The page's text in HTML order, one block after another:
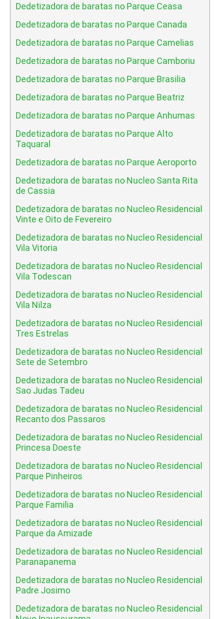
Dedetizadora de baratas no Parque Ceasa
Dedetizadora de baratas no Parque Canada
Dedetizadora de baratas no Parque Camelias
Dedetizadora de baratas no Parque Camboriu
Dedetizadora de baratas no Parque Brasilia
Dedetizadora de baratas no Parque Beatriz
Dedetizadora de baratas no Parque Anhumas
Dedetizadora de baratas no Parque Alto
Taquaral
Dedetizadora de baratas no Parque Aeroporto
Dedetizadora de baratas no Nucleo Santa Rita
de Cassia
Dedetizadora de baratas no Nucleo Residencial
Vinte e Oito de Fevereiro
Dedetizadora de baratas no Nucleo Residencial
Vila Vitoria
Dedetizadora de baratas no Nucleo Residencial
Vila Todescan
Dedetizadora de baratas no Nucleo Residencial
Vila Nilza
Dedetizadora de baratas no Nucleo Residencial
Tres Estrelas
Dedetizadora de baratas no Nucleo Residencial
Sete de Setembro
Dedetizadora de baratas no Nucleo Residencial
Sao Judas Tadeu
Dedetizadora de baratas no Nucleo Residencial
Recanto dos Passaros
Dedetizadora de baratas no Nucleo Residencial
Princesa Doeste
Dedetizadora de baratas no Nucleo Residencial
Parque Pinheiros
Dedetizadora de baratas no Nucleo Residencial
Parque Familia
Dedetizadora de baratas no Nucleo Residencial
Parque da Amizade
Dedetizadora de baratas no Nucleo Residencial
Paranapanema
Dedetizadora de baratas no Nucleo Residencial
Padre Josimo
Dedetizadora de baratas no Nucleo Residencial